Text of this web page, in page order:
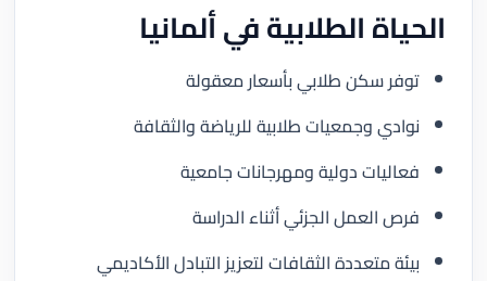
الحياة الطلابية في ألمانيا
توفر سكن طلابي بأسعار معقولة
نوادي وجمعيات طلابية للرياضة والثقافة
فعاليات دولية ومهرجانات جامعية
فرص العمل الجزئي أثناء الدراسة
بيئة متعددة الثقافات لتعزيز التبادل الأكاديمي